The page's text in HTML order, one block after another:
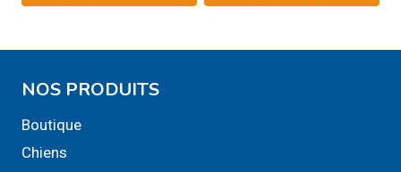
NOS PRODUITS
Boutique
Chiens